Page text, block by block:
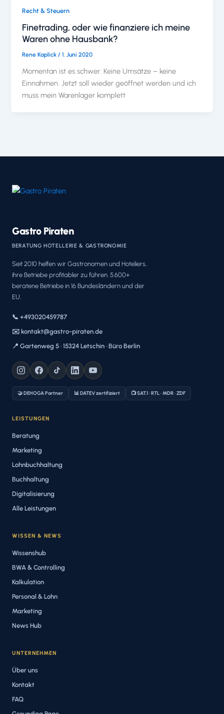
Recht & Steuern
Finetrading, oder wie finanziere ich meine
Waren ohne Hausbank?
Rene Kaplick/1. Juni 2020
Momentan ist es schwer. Keine Umsätze – keine
Einnahmen. Jetzt soll wieder geöffnet werden und ich
muss mein Warenlager komplett
Gastro Piraten
BERATUNG HOTELLERIE & GASTRONOMIE
Seit 2010 helfen wir Gastronomen und Hoteliers,
ihre Betriebe profitabler zu führen. 5.600+
beratene Betriebe in 16 Bundesländern und der
EU.
📞 +493020459787
✉️ kontakt@gastro-piraten.de
📍 Gartenweg 5 · 15324 Letschin · Büro Berlin
🤝 DEHOGA Partner 📊 DATEV zertifiziert 📺 SAT.1 · RTL · MDR · ZDF
LEISTUNGEN
Beratung
Marketing
Lohnbuchhaltung
Buchhaltung
Digitalisierung
Alle Leistungen
WISSEN & NEWS
Wissenshub
BWA & Controlling
Kalkulation
Personal & Lohn
Marketing
News Hub
UNTERNEHMEN
Über uns
Kontakt
FAQ